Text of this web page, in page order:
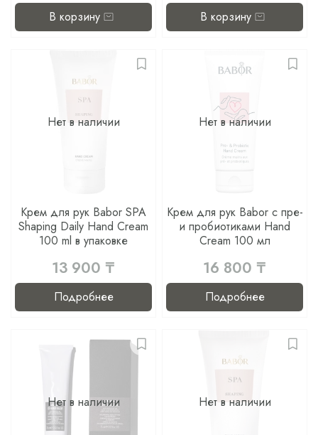
В корзину В корзину
Нет в наличии
Крем для рук Babor SPA
Shaping Daily Hand Cream
100 ml в упаковке
13 900 ₸
Подробнее
Нет в наличии
Крем для рук Babor с пре-
и пробиотиками Hand
Cream 100 мл
16 800 ₸
Подробнее
Нет в наличии Нет в наличии